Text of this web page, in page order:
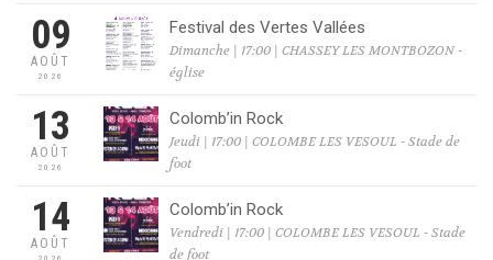
09
AOÛT
2026
Festival des Vertes Vallées
Dimanche | 17:00 | CHASSEY LES MONTBOZON -
église
13
AOÛT
2026
Colomb’in Rock
Jeudi | 17:00 | COLOMBE LES VESOUL - Stade de
foot
14
AOÛT
2026
Colomb’in Rock
Vendredi | 17:00 | COLOMBE LES VESOUL - Stade
de foot